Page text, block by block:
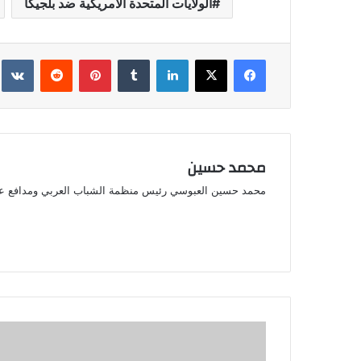
الولايات المتحدة الأمريكية ضد بلجيكا
فيسبوك ‫X لينكدإن بينتيريست
محمد حسين
محمد حسين العبوسي رئيس منظمة الشباب العربي ومدافع